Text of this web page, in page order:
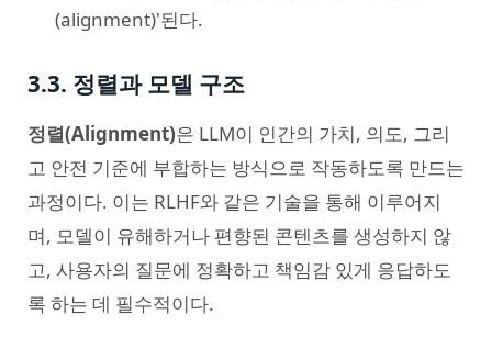
(alignment)'된다.
3.3. 정렬과 모델 구조
정렬(Alignment)은 LLM이 인간의 가치, 의도, 그리
고 안전 기준에 부합하는 방식으로 작동하도록 만드는
과정이다. 이는 RLHF와 같은 기술을 통해 이루어지
며, 모델이 유해하거나 편향된 콘텐츠를 생성하지 않
고, 사용자의 질문에 정확하고 책임감 있게 응답하도
록 하는 데 필수적이다.